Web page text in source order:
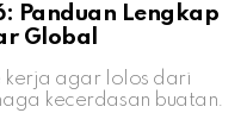
Panduan Lengkap
Global
kerja agar lolos dari
kecerdasan buatan.